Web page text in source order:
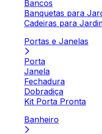
Bancos
Banquetas para
Cadeiras para
Portas e Janelas
Porta
Janela
Fechadura
Dobradiça
Kit Porta Pronta
Banheiro